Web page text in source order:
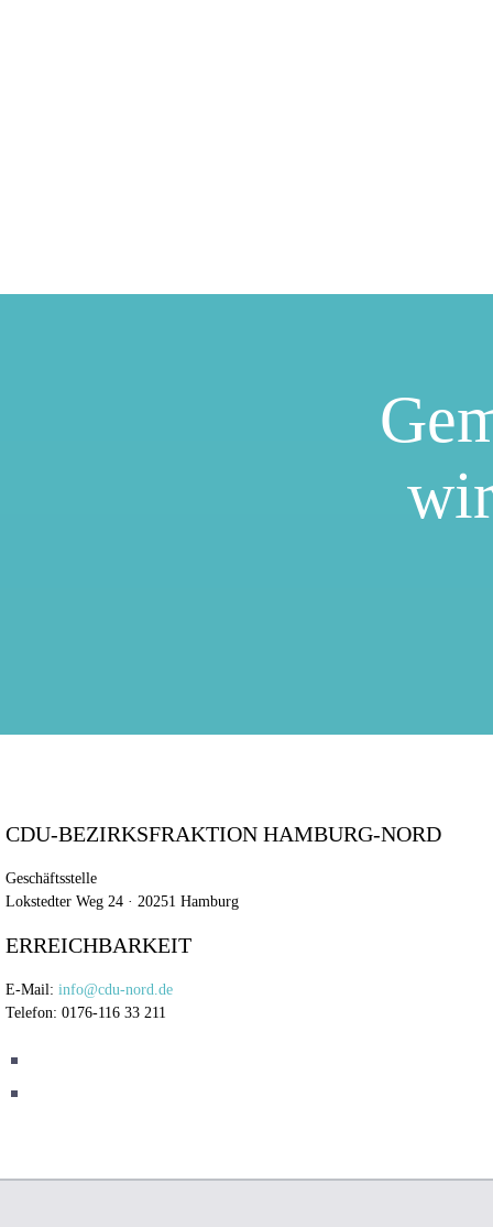
CDU-BEZIRKSFRAKTION HAMBURG-NORD
Geschäftsstelle
Lokstedter Weg 24 · 20251 Hamburg
ERREICHBARKEIT
E-Mail: info@cdu-nord.de
Telefon: 0176-116 33 211